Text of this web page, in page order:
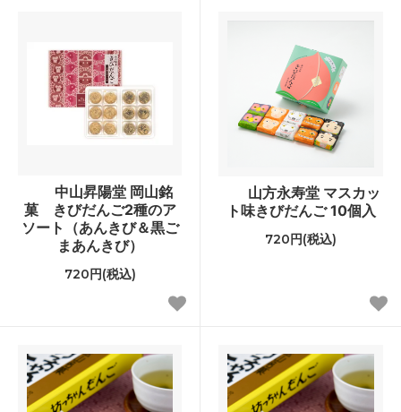
中山昇陽堂 岡山銘
菓 きびだんご2種のア
ソート（あんきび＆黒ご
まあんきび）
720円(税込)
山方永寿堂 マスカッ
ト味きびだんご 10個入
720円(税込)